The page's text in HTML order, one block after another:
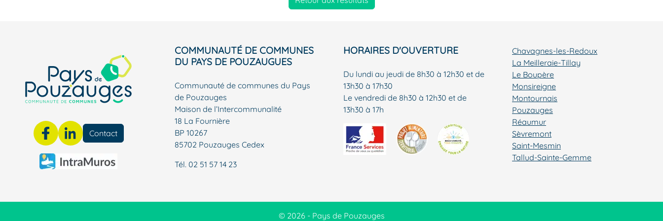
Contact
COMMUNAUTÉ DE COMMUNES
DU PAYS DE POUZAUGUES
Communauté de communes du Pays
de Pouzauges
Maison de l’Intercommunalité
18 La Fournière
BP 10267
85702 Pouzauges Cedex
Tél. 02 51 57 14 23
HORAIRES D'OUVERTURE
Du lundi au jeudi de 8h30 à 12h30 et de
13h30 à 17h30
Le vendredi de 8h30 à 12h30 et de
13h30 à 17h
Chavagnes-les-Redoux
La Meilleraie-Tillay
Le Boupère
Monsireigne
Montournais
Pouzauges
Réaumur
Sèvremont
Saint-Mesmin
Tallud-Sainte-Gemme
© 2026 - Pays de Pouzauges